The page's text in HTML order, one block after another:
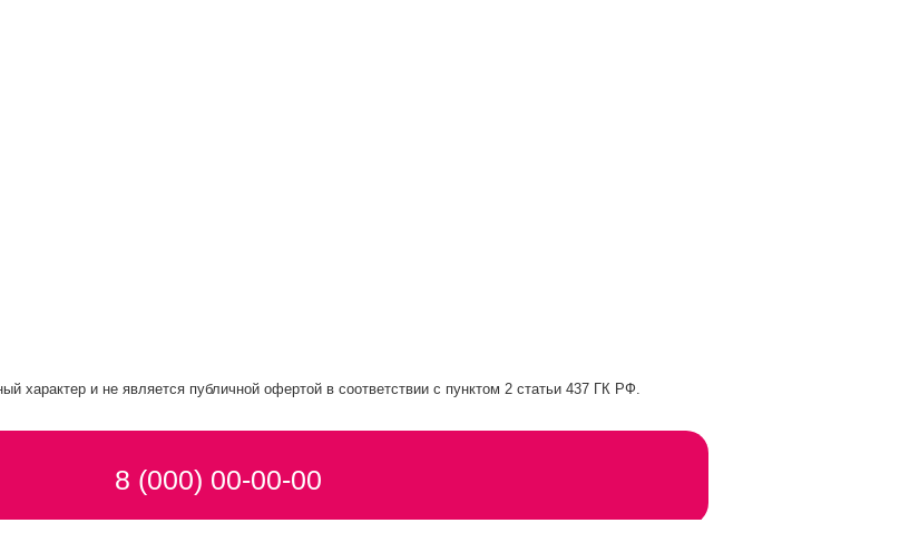
характер и не является публичной офертой в соответствии с пунктом 2 статьи 437 ГК РФ.
8 (000) 00-00-00